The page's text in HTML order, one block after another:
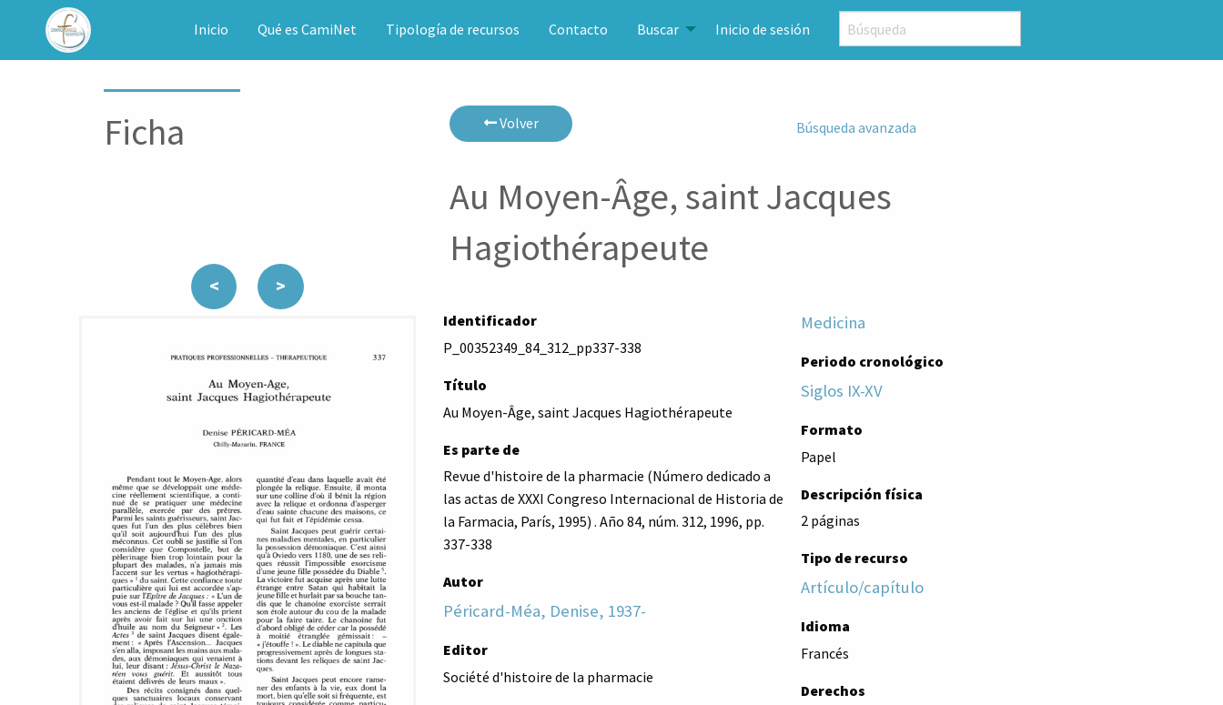
CAMINET Inicio Qué es CamiNet Tipología de recursos Contacto Buscar Inicio de sesión
Ficha Volver Búsqueda avanzada
Au Moyen-Âge, saint Jacques
Hagiothérapeute
< >
Identificador
P_00352349_84_312_pp337-338
Título
Au Moyen-Âge, saint Jacques Hagiothérapeute
Es parte de
Revue d'histoire de la pharmacie (Número dedicado a
las actas de XXXI Congreso Internacional de Historia de
la Farmacia, París, 1995) . Año 84, núm. 312, 1996, pp.
337-338
Autor
Péricard-Méa, Denise, 1937-
Editor
Société d'histoire de la pharmacie
Medicina
Periodo cronológico
Siglos IX-XV
Formato
Papel
Descripción física
2 páginas
Tipo de recurso
Artículo/capítulo
Idioma
Francés
Derechos